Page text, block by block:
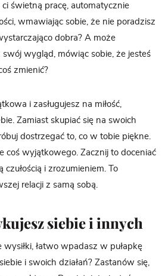
świetną pracę, automatycznie
wmawiając sobie, że nie poradzisz
dobra? A może
wygląd, mówiąc sobie, że jesteś
zmienić?
i zasługujesz na miłość,
Zamiast skupiać się na swoich
dostrzegać to, co w tobie piękne.
coś wyjątkowego. Zacznij to doceniać
i zrozumieniem. To
relacji z samą sobą.
siebie i innych
łatwo wpadasz w pułapkę
i swoich działań? Zastanów się,